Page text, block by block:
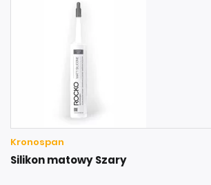
Kronospan
Silikon matowy Szary